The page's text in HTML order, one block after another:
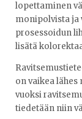
lopettaminen
monipolvista ja
prosessoidun
lisätä
on vaikea
vuoksi
tiedetään niin